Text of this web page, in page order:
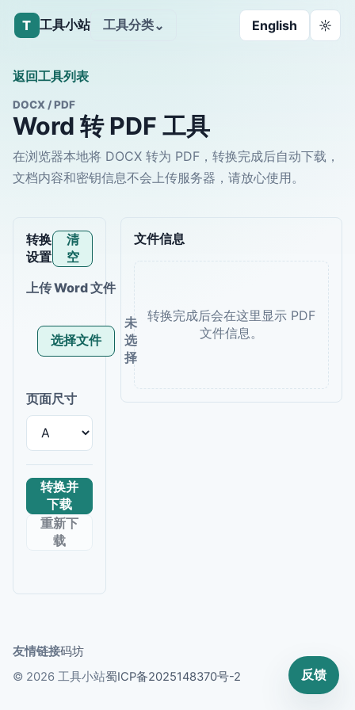
T 工具小站 工具分类⌄ English ☼
返回工具列表
DOCX / PDF
Word 转 PDF 工具
在浏览器本地将 DOCX 转为 PDF，转换完成后自动下载，
文档内容和密钥信息不会上传服务器，请放心使用。
转换
设置
清
空
上传 Word 文件
选择文件
未
选
择
页面尺寸
转换并
下载
重新下
载
文件信息
友情链接码坊
© 2026 工具小站蜀ICP备2025148370号-2 反馈